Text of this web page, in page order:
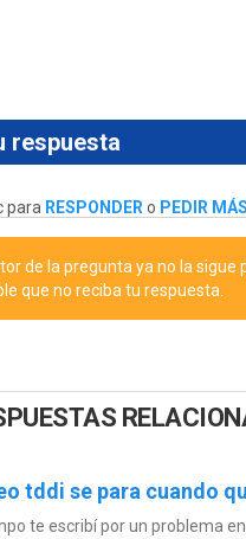
respuesta
para RESPONDER o PEDIR
de la pregunta ya no la sigue
que no reciba tu respuesta.
tddi se para cuando
te escribí por un problema